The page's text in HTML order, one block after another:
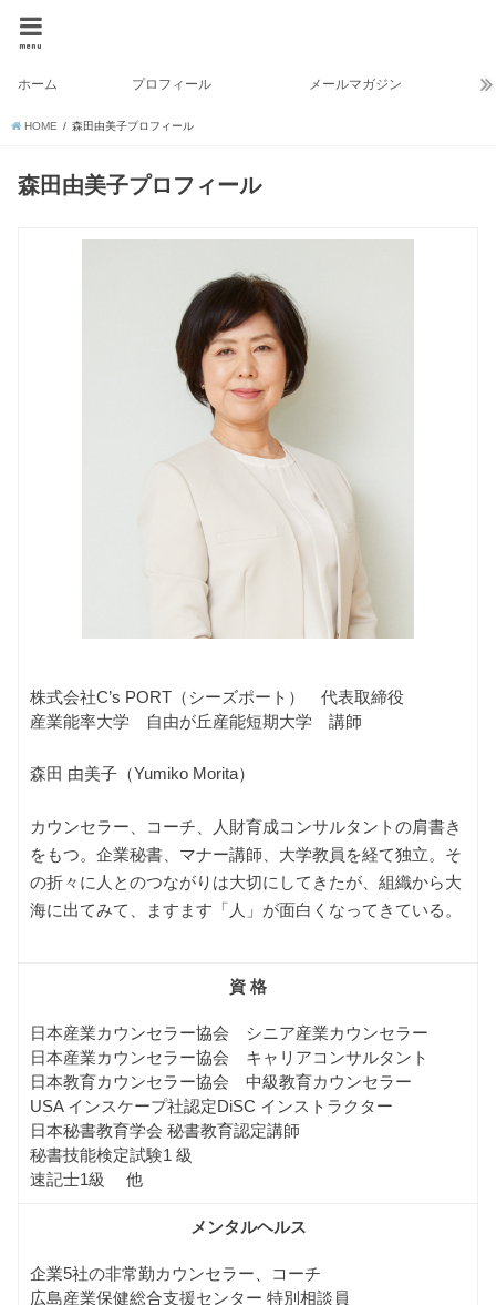
menu
ホーム プロフィール メールマガジン
HOME 森田由美子プロフィール
森田由美子プロフィール
株式会社C’s PORT（シーズポート） 代表取締役
産業能率大学 自由が丘産能短期大学 講師
森田 由美子（Yumiko Morita）
カウンセラー、コーチ、人財育成コンサルタントの肩書き
をもつ。企業秘書、マナー講師、大学教員を経て独立。そ
の折々に人とのつながりは大切にしてきたが、組織から大
海に出てみて、ますます「人」が面白くなってきている。
資 格
日本産業カウンセラー協会 シニア産業カウンセラー
日本産業カウンセラー協会 キャリアコンサルタント
日本教育カウンセラー協会 中級教育カウンセラー
USA インスケープ社認定DiSC インストラクター
日本秘書教育学会 秘書教育認定講師
秘書技能検定試験1 級
速記士1級 他
メンタルヘルス
企業5社の非常勤カウンセラー、コーチ
広島産業保健総合支援センター 特別相談員